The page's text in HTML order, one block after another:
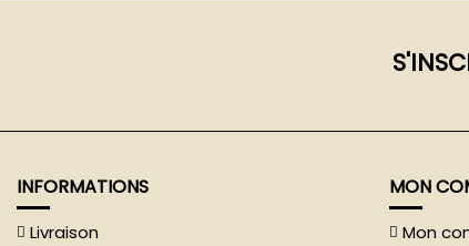
INFORMATIONS
Livraison
MON
Mon